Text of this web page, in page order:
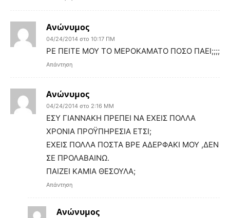
Ανώνυμος
04/24/2014 στο 10:17 ΠΜ
ΡΕ ΠΕΙΤΕ ΜΟΥ ΤΟ ΜΕΡΟΚΑΜΑΤΟ ΠΟΣΟ ΠΑΕΙ;;;;
Απάντηση
Ανώνυμος
04/24/2014 στο 2:16 ΜΜ
ΕΣΥ ΓΙΑΝΝΑΚΗ ΠΡΕΠΕΙ ΝΑ ΕΧΕΙΣ ΠΟΛΛΑ
ΧΡΟΝΙΑ ΠΡΟΫΠΗΡΕΣΙΑ ΕΤΣΙ;
ΕΧΕΙΣ ΠΟΛΛΑ ΠΟΣΤΑ ΒΡΕ ΑΔΕΡΦΑΚΙ ΜΟΥ ,ΔΕΝ
ΣΕ ΠΡΟΛΑΒΑΙΝΩ.
ΠΑΙΖΕΙ ΚΑΜΙΑ ΘΕΣΟΥΛΑ;
Απάντηση
Ανώνυμος